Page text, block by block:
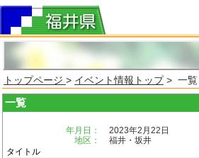
トップページ > イベント情報トップ> 一覧
一覧
年月日：
2023年2月22日
地区：
福井・坂井
タイトル